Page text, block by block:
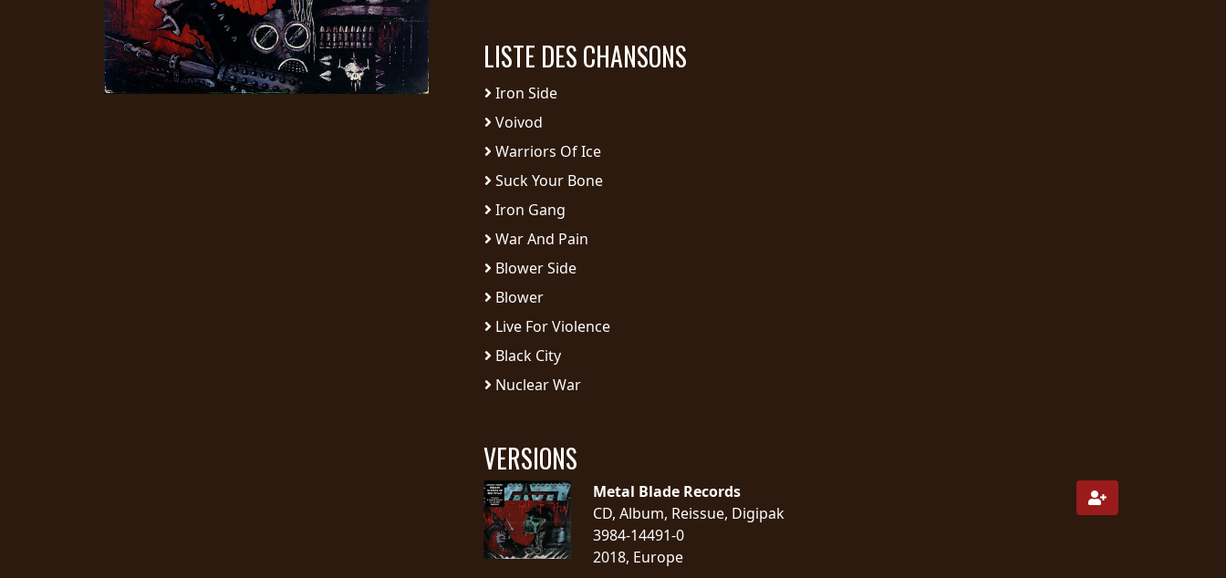
LISTE DES CHANSONS
Iron Side
Voivod
Warriors Of Ice
Suck Your Bone
Iron Gang
War And Pain
Blower Side
Blower
Live For Violence
Black City
Nuclear War
VERSIONS
Metal Blade Records
CD, Album, Reissue, Digipak
3984-14491-0
2018, Europe